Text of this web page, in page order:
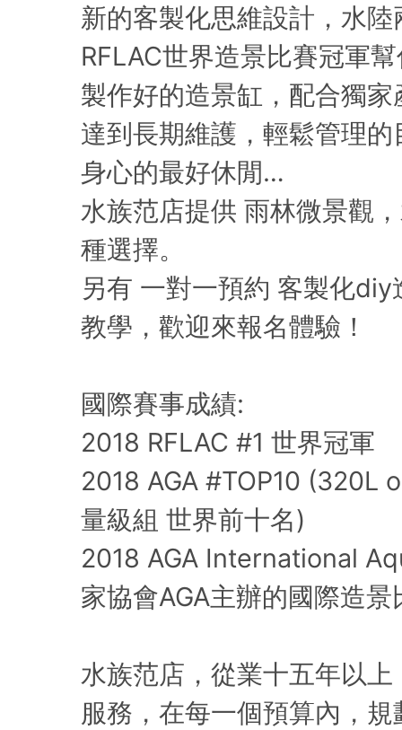
新的客製化思維設計，水
RFLAC世界造景比賽冠軍
製作好的造景缸，配合獨
達到長期維護，輕鬆管理
身心的最好休閒…
水族范店提供 雨林微景觀
種選擇。
另有 一對一預約 客製化
教學，歡迎來報名體驗！
國際賽事成績:
2018 RFLAC #1 世界冠軍
2018 AGA #TOP10 (320L
量級組 世界前十名)
2018 AGA International
家協會AGA主辦的國際造景
水族范店，從業十五年以
服務，在每一個預算內，